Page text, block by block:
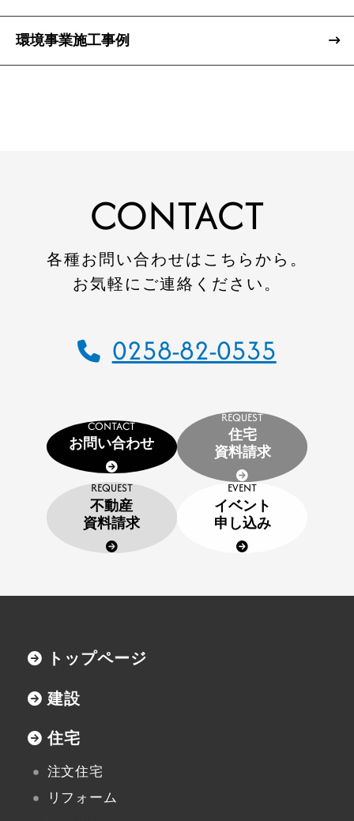
リフォーム
不動産
建設施工事例
環境事業施工事例
会社概要
採用情報
インターンシップのご案内
お問い合わせ
住宅資料請求
お知らせ
用語集
環境事業施工事例
CONTACT
各種お問い合わせはこちらから。
お気軽にご連絡ください。
0258-82-0535
CONTACT
お問い合わせ
REQUEST
住宅
資料請求
REQUEST
不動産
資料請求
EVENT
イベント
申し込み
トップページ
建設
住宅
注文住宅
リフォーム